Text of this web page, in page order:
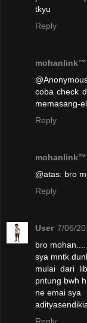
tkyu
Reply
mohanlink™
coba check
memasang-
Reply
mohanlink™
@atas: bro
Reply
User 7/06/
bro mohan....
sya mntk
mulai dari
pntung bwh
ne emai sya